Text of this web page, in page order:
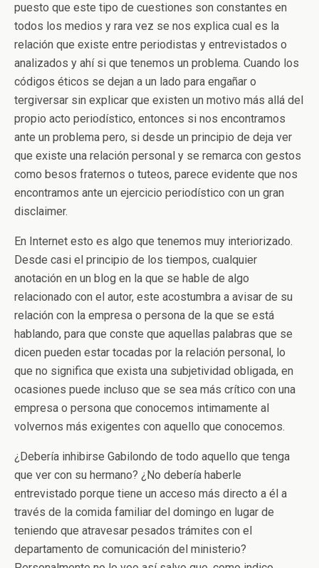
puesto que este tipo de cuestiones son constantes en
todos los medios y rara vez se nos explica cual es la
relación que existe entre periodistas y entrevistados o
analizados y ahí si que tenemos un problema. Cuando los
códigos éticos se dejan a un lado para engañar o
tergiversar sin explicar que existen un motivo más allá del
propio acto periodístico, entonces si nos encontramos
ante un problema pero, si desde un principio de deja ver
que existe una relación personal y se remarca con gestos
como besos fraternos o tuteos, parece evidente que nos
encontramos ante un ejercicio periodístico con un gran
disclaimer.
En Internet esto es algo que tenemos muy interiorizado.
Desde casi el principio de los tiempos, cualquier
anotación en un blog en la que se hable de algo
relacionado con el autor, este acostumbra a avisar de su
relación con la empresa o persona de la que se está
hablando, para que conste que aquellas palabras que se
dicen pueden estar tocadas por la relación personal, lo
que no significa que exista una subjetividad obligada, en
ocasiones puede incluso que se sea más crítico con una
empresa o persona que conocemos intimamente al
volvernos más exigentes con aquello que conocemos.
¿Debería inhibirse Gabilondo de todo aquello que tenga
que ver con su hermano? ¿No debería haberle
entrevistado porque tiene un acceso más directo a él a
través de la comida familiar del domingo en lugar de
teniendo que atravesar pesados trámites con el
departamento de comunicación del ministerio?